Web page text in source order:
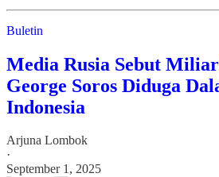
Buletin
Media Rusia Sebut
George Soros Diduga
Indonesia
Arjuna Lombok
·
September 1, 2025